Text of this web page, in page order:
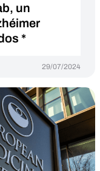
un
*
29/07/2024